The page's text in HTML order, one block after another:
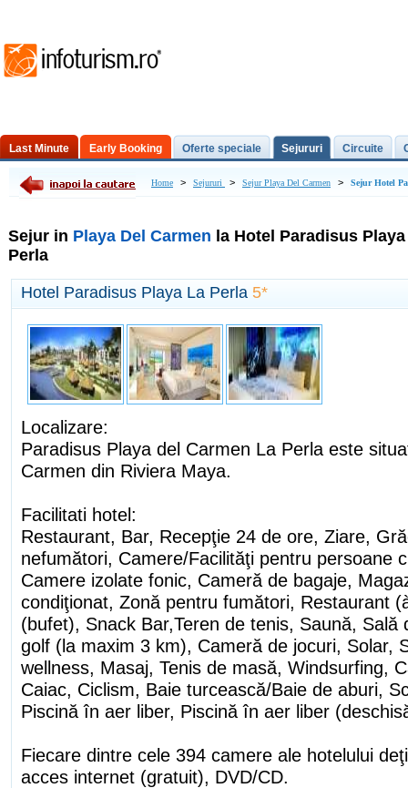
Last Minute Early Booking Oferte speciale Sejururi Circuite
Excursii de o zi Home > Sejururi > Sejur Playa Del Carmen > Sejur Hotel
Sejur in Playa Del Carmen la Hotel Paradisus
Perla
Hotel Paradisus Playa La Perla 5*
Localizare:
Paradisus Playa del Carmen La Perla este
Carmen din Riviera Maya.
Facilitati hotel:
Restaurant, Bar, Recepţie 24 de ore, Ziare,
nefumători, Camere/Facilităţi pentru persoane
Camere izolate fonic, Cameră de bagaje,
condiţionat, Zonă pentru fumători, Restaurant
(bufet), Snack Bar,Teren de tenis, Saună, Sală
golf (la maxim 3 km), Cameră de jocuri, Solar,
wellness, Masaj, Tenis de masă, Windsurfing,
Caiac, Ciclism, Baie turcească/Baie de aburi,
Piscină în aer liber, Piscină în aer liber
Fiecare dintre cele 394 camere ale hotelului
acces internet (gratuit), DVD/CD.